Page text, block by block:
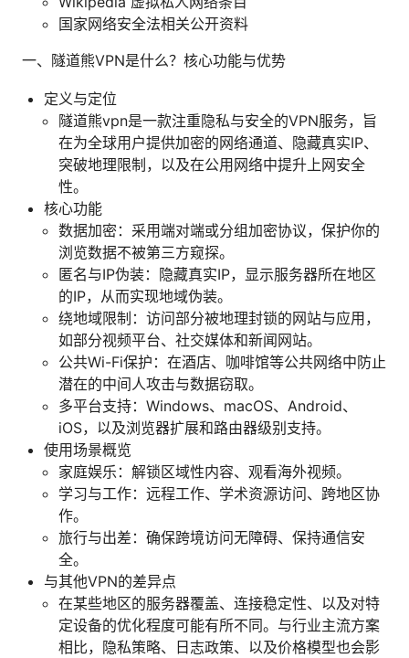
国家网络安全法相关公开资料
一、隧道熊VPN是什么？核心功能与优势
定义与定位
隧道熊vpn是一款注重隐私与安全的VPN服务，旨
在为全球用户提供加密的网络通道、隐藏真实IP、
突破地理限制，以及在公用网络中提升上网安全
性。
核心功能
数据加密：采用端对端或分组加密协议，保护你的
浏览数据不被第三方窥探。
匿名与IP伪装：隐藏真实IP，显示服务器所在地区
的IP，从而实现地域伪装。
绕地域限制：访问部分被地理封锁的网站与应用，
如部分视频平台、社交媒体和新闻网站。
公共Wi-Fi保护：在酒店、咖啡馆等公共网络中防止
潜在的中间人攻击与数据窃取。
多平台支持：Windows、macOS、Android、
iOS，以及浏览器扩展和路由器级别支持。
使用场景概览
家庭娱乐：解锁区域性内容、观看海外视频。
学习与工作：远程工作、学术资源访问、跨地区协
作。
旅行与出差：确保跨境访问无障碍、保持通信安
全。
与其他VPN的差异点
在某些地区的服务器覆盖、连接稳定性、以及对特
定设备的优化程度可能有所不同。与行业主流方案
相比，隐私策略、日志政策、以及价格模型也会影